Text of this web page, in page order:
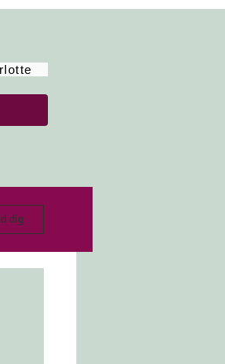
dig